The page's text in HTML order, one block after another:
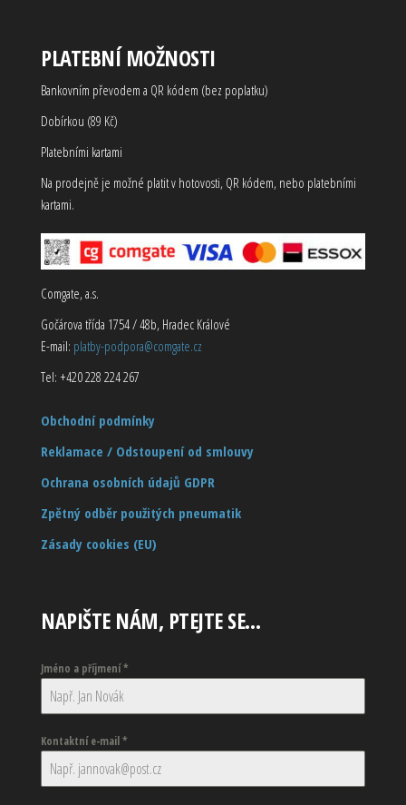
PLATEBNÍ MOŽNOSTI
Bankovním převodem a QR kódem (bez poplatku)
Dobírkou (89 Kč)
Platebními kartami
Na prodejně je možné platit v hotovosti, QR kódem, nebo platebními
kartami.
Comgate, a.s.
Gočárova třída 1754 / 48b, Hradec Králové
E-mail: platby-podpora@comgate.cz
Tel: +420 228 224 267
Obchodní podmínky
Reklamace / Odstoupení od smlouvy
Ochrana osobních údajů GDPR
Zpětný odběr použitých pneumatik
Zásady cookies (EU)
NAPIŠTE NÁM, PTEJTE SE…
Jméno a příjmení*
Kontaktní e-mail*